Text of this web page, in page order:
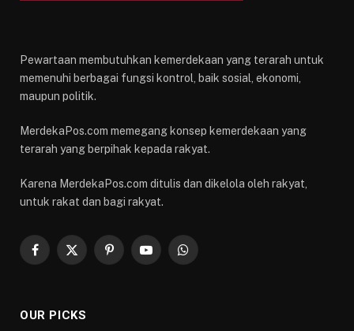
Pewartaan membutuhkan kemerdekaan yang terarah untuk
memenuhi berbagai fungsi kontrol, baik sosial, ekonomi,
maupun politik.
MerdekaPos.com memegang konsep kemerdekaan yang
terarah yang berpihak kepada rakyat.
Karena MerdekaPos.com ditulis dan dikelola oleh rakyat,
untuk rakat dan bagi rakyat.
Facebook
X
PinterestYouTubeWhatsApp
OUR PICKS